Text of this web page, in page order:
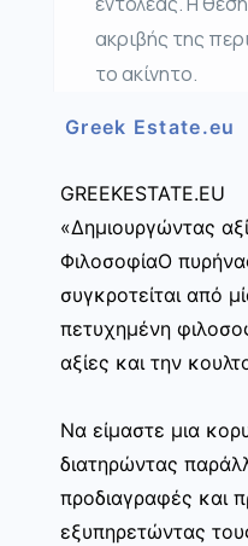
ακριβής της
το ακίνητο.
Greek Estate.eu
GREEKESTATE.EU
«Δημιουργώντας
ΦιλοσοφίαΟ
συγκροτείται από
πετυχημένη
αξίες και την
Να είμαστε μια
διατηρώντας
προδιαγραφές και
εξυπηρετώντας